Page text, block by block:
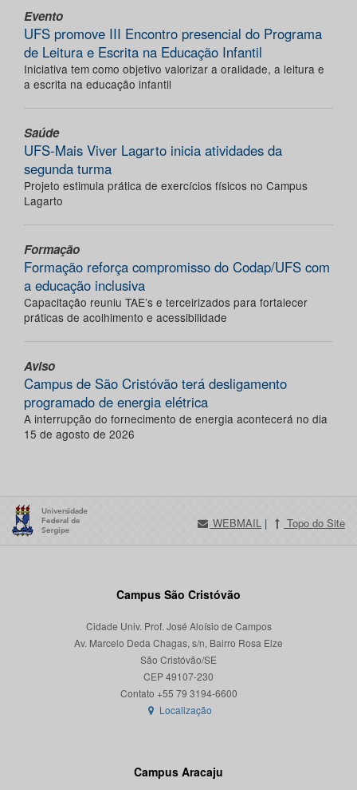
Evento
UFS promove III Encontro presencial do Programa
de Leitura e Escrita na Educação Infantil
Iniciativa tem como objetivo valorizar a oralidade, a leitura e
a escrita na educação infantil
Saúde
UFS-Mais Viver Lagarto inicia atividades da
segunda turma
Projeto estimula prática de exercícios físicos no Campus
Lagarto
Formação
Formação reforça compromisso do Codap/UFS com
a educação inclusiva
Capacitação reuniu TAE’s e terceirizados para fortalecer
práticas de acolhimento e acessibilidade
Aviso
Campus de São Cristóvão terá desligamento
programado de energia elétrica
A interrupção do fornecimento de energia acontecerá no dia
15 de agosto de 2026
WEBMAIL | Topo do Site
Campus São Cristóvão
Cidade Univ. Prof. José Aloísio de Campos
Av. Marcelo Deda Chagas, s/n, Bairro Rosa Elze
São Cristóvão/SE
CEP 49107-230
Localização
Campus Aracaju